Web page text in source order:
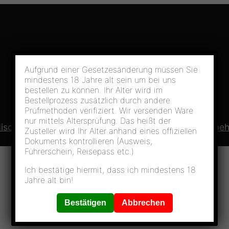
Akkuträger Verdampfer Caps & Pods
Aufgrund einer Gesetzesänderung müssen Sie
mindestens 18 Jahre alt sein um bei uns
bestellen zu können. Ihr Alter wird im
Bestellprozess zusätzlich durch andere
Prüfmethoden verifiziert. Wir versenden Ware
nur mittels Altersprüfung. Das heißt der
Zusteller wird Ihr Alter anhand eines offiziellen
Dokuments kontrollieren (Ausweis,
Führerschein, Reisepass etc.)
Ich bestätige hiermit, dass ich mindestens 18
Jahre alt bin!
Bestätigen Abbrechen